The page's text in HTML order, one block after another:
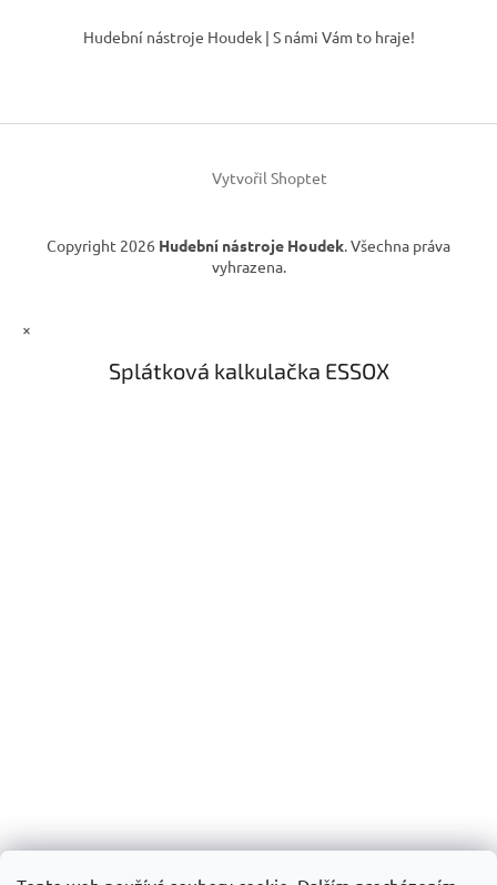
í
Hudební nástroje Houdek | S námi Vám to hraje!
Vytvořil Shoptet
Copyright 2026 Hudební nástroje Houdek. Všechna práva
vyhrazena.
×
Splátková kalkulačka ESSOX